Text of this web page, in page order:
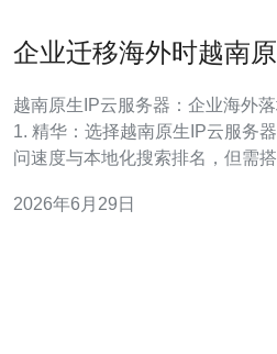
企业迁移海外时越南
越南原生IP云服务器：企业海外落
1. 精华：选择越南原生IP云服务
问速度与本地化搜索排名，但需
险，必须提前做法律与技术可行
2026年6月29日